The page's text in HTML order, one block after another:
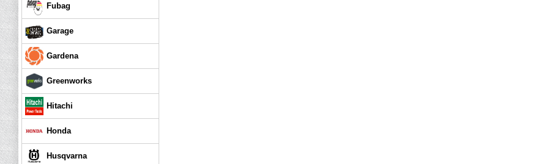
Fubag
Garage
Gardena
Greenworks
Hitachi
Honda
Husqvarna